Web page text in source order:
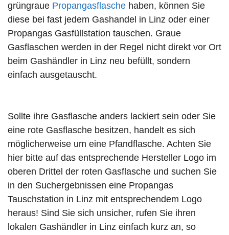
grüngraue Propangasflasche haben, können Sie
diese bei fast jedem Gashandel in Linz oder einer
Propangas Gasfüllstation tauschen. Graue
Gasflaschen werden in der Regel nicht direkt vor Ort
beim Gashändler in Linz neu befüllt, sondern
einfach ausgetauscht.
Sollte ihre Gasflasche anders lackiert sein oder Sie
eine rote Gasflasche besitzen, handelt es sich
möglicherweise um eine Pfandflasche. Achten Sie
hier bitte auf das entsprechende Hersteller Logo im
oberen Drittel der roten Gasflasche und suchen Sie
in den Suchergebnissen eine Propangas
Tauschstation in Linz mit entsprechendem Logo
heraus! Sind Sie sich unsicher, rufen Sie ihren
lokalen Gashändler in Linz einfach kurz an, so